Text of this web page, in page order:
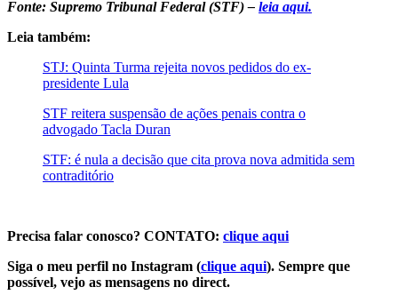
Fonte: Supremo Tribunal Federal (STF) – leia aqui.
Leia também:
STJ: Quinta Turma rejeita novos pedidos do ex-
presidente Lula
STF reitera suspensão de ações penais contra o
advogado Tacla Duran
STF: é nula a decisão que cita prova nova admitida sem
contraditório
Precisa falar conosco? CONTATO: clique aqui
Siga o meu perfil no Instagram (clique aqui). Sempre que
possível, vejo as mensagens no direct.